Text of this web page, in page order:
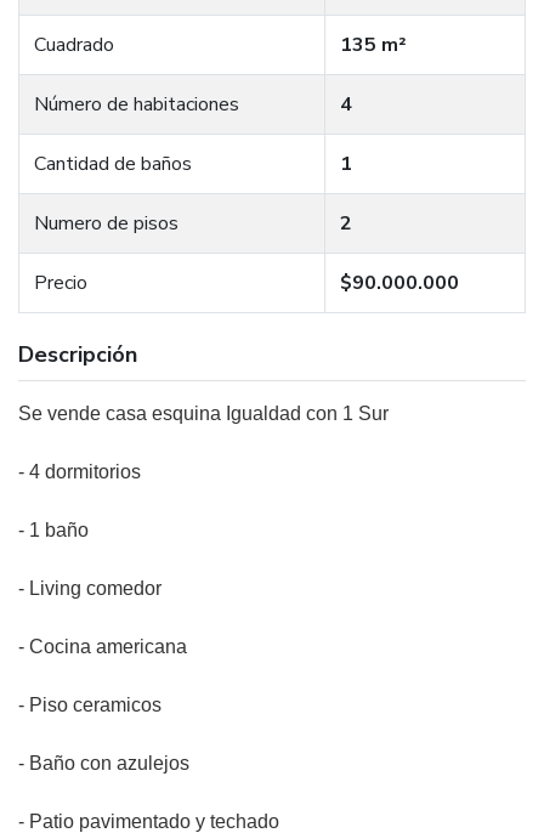
Cuadrado 135 m²
Número de habitaciones 4
Cantidad de baños 1
Numero de pisos 2
Precio $90.000.000
Descripción
Se vende casa esquina Igualdad con 1 Sur
- 4 dormitorios
- 1 baño
- Living comedor
- Cocina americana
- Piso ceramicos
- Baño con azulejos
- Patio pavimentado y techado